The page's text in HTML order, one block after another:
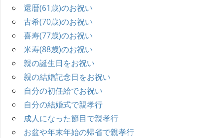
還暦(61歳)のお祝い
古希(70歳)のお祝い
喜寿(77歳)のお祝い
米寿(88歳)のお祝い
親の誕生日をお祝い
親の結婚記念日をお祝い
自分の初任給でお祝い
自分の結婚式で親孝行
成人になった節目で親孝行
お盆や年末年始の帰省で親孝行